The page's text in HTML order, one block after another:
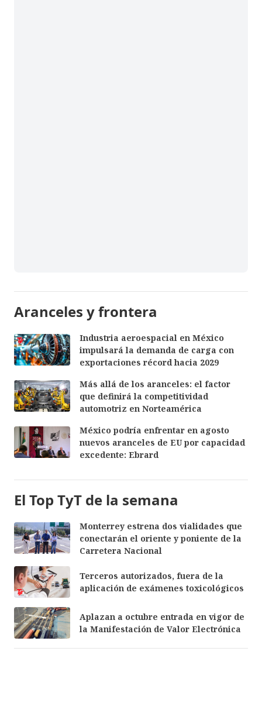
Aranceles y frontera
Industria aeroespacial en México
impulsará la demanda de carga con
exportaciones récord hacia 2029
Más allá de los aranceles: el factor
que definirá la competitividad
automotriz en Norteamérica
México podría enfrentar en agosto
nuevos aranceles de EU por capacidad
excedente: Ebrard
El Top TyT de la semana
Monterrey estrena dos vialidades que
conectarán el oriente y poniente de la
Carretera Nacional
Terceros autorizados, fuera de la
aplicación de exámenes toxicológicos
Aplazan a octubre entrada en vigor de
la Manifestación de Valor Electrónica